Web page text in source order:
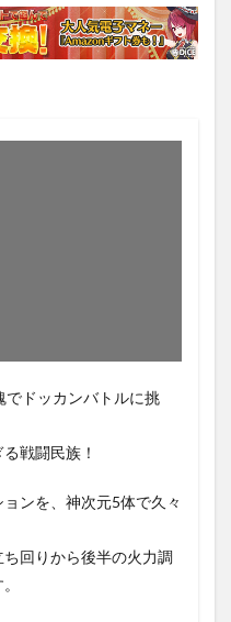
でドッカンバトルに挑
戦闘民族！
ンを、神次元5体で久々
回りから後半の火力調